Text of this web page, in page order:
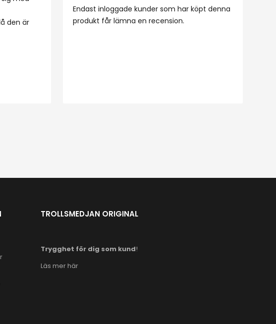
den är
Endast inloggade kunder som har köpt denna
produkt får lämna en recension.
TROLLSMEDJAN ORIGINAL
Trygghet för dig som kund!
Läs mer här